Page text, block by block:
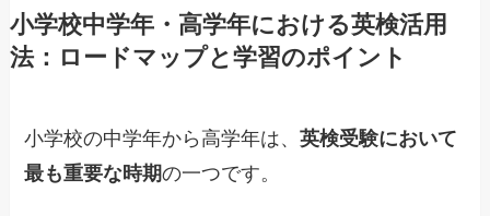
小学校中学年・高学年における英検活用
法：ロードマップと学習のポイント
小学校の中学年から高学年は、英検受験において
最も重要な時期の一つです。